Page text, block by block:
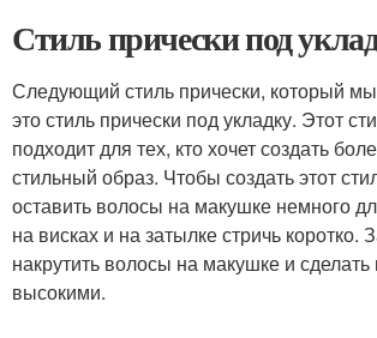
Стиль прически под
Следующий стиль прически, который
это стиль прически под укладку. Этот
подходит для тех, кто хочет создать
стильный образ. Чтобы создать этот
оставить волосы на макушке немного
на висках и на затылке стричь
накрутить волосы на макушке и
высокими.